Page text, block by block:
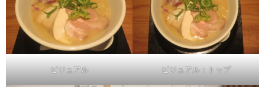
ビジュアル ビジュアル：トップ